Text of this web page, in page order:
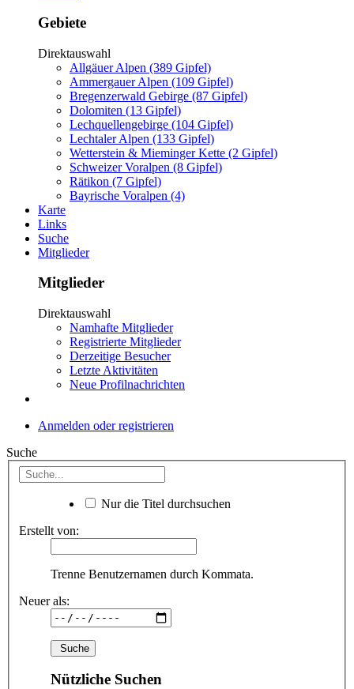
Gebiete
Direktauswahl
Allgäuer Alpen (389 Gipfel)
Ammergauer Alpen (109 Gipfel)
Bregenzerwald Gebirge (87 Gipfel)
Dolomiten (13 Gipfel)
Lechquellengebirge (104 Gipfel)
Lechtaler Alpen (133 Gipfel)
Wetterstein & Mieminger Kette (2 Gipfel)
Schweizer Voralpen (8 Gipfel)
Rätikon (7 Gipfel)
Bayrische Voralpen (4)
Karte
Links
Suche
Mitglieder
Mitglieder
Direktauswahl
Namhafte Mitglieder
Registrierte Mitglieder
Derzeitige Besucher
Letzte Aktivitäten
Neue Profilnachrichten
Anmelden oder registrieren
Suche
Nur die Titel durchsuchen
Erstellt von:
Trenne Benutzernamen durch Kommata.
Neuer als:
Nützliche Suchen